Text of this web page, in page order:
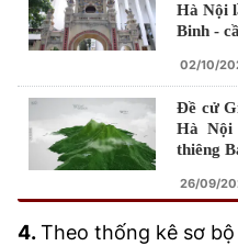
Hà Nội
Binh -
02/10/
Đề cử
Hà
thiêng
26/09/
4.Theo thống kê sơ